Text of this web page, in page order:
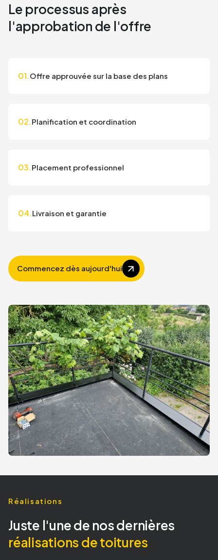
Le processus après
l'approbation de l'offre
01.Offre approuvée sur la base des plans
02.Planification et coordination
03.Placement professionnel
04.Livraison et garantie
Commencez dès aujourd'hui
Réalisations
Juste l'une de nos dernières
réalisations de toitures